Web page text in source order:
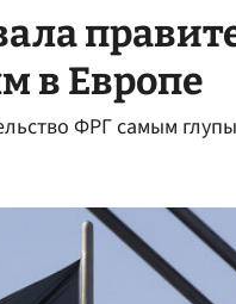
в Европе
ФРГ самым